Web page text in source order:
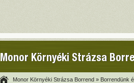
Monor Környéki Strázsa
Monor Környéki Strázsa Borrend » Borrendünk